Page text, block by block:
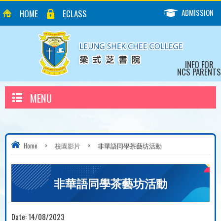
HOME ECLASS ADMISSION
INFO FOR
NCS PARENTS
MENU
Home > 校園影片 > 非華語同學茶藝坊活動
非華語同學茶藝坊活動
Date:14/08/2023